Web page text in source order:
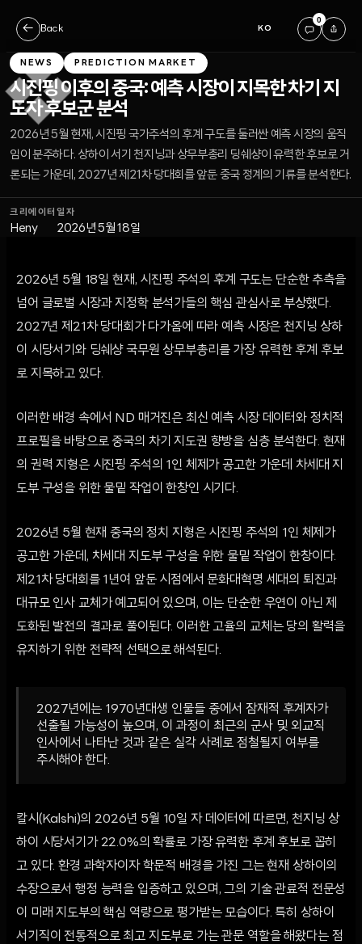
← Back KO
0
NEWS PREDICTION MARKET
시진핑 이후의 중국: 예측 시장이 지목한 차기 지
도자 후보군 분석
2026년 5월 현재, 시진핑 국가주석의 후계 구도를 둘러싼 예측 시장의 움직
임이 분주하다. 상하이 서기 천지닝과 상무부총리 딩쉐샹이 유력한 후보로 거
론되는 가운데, 2027년 제21차 당대회를 앞둔 중국 정계의 기류를 분석한다.
크리에이터
Heny
일자
2026년 5월 18일
2026년 5월 18일 현재, 시진핑 주석의 후계 구도는 단순한 추측을
넘어 글로벌 시장과 지정학 분석가들의 핵심 관심사로 부상했다.
2027년 제21차 당대회가 다가옴에 따라 예측 시장은 천지닝 상하
이 시당서기와 딩쉐샹 국무원 상무부총리를 가장 유력한 후계 후보
로 지목하고 있다.
이러한 배경 속에서 ND 매거진은 최신 예측 시장 데이터와 정치적
프로필을 바탕으로 중국의 차기 지도권 향방을 심층 분석한다. 현재
의 권력 지형은 시진핑 주석의 1인 체제가 공고한 가운데 차세대 지
도부 구성을 위한 물밑 작업이 한창인 시기다.
2026년 5월 현재 중국의 정치 지형은 시진핑 주석의 1인 체제가
공고한 가운데, 차세대 지도부 구성을 위한 물밑 작업이 한창이다.
제21차 당대회를 1년여 앞둔 시점에서 문화대혁명 세대의 퇴진과
대규모 인사 교체가 예고되어 있으며, 이는 단순한 우연이 아닌 제
도화된 발전의 결과로 풀이된다. 이러한 고율의 교체는 당의 활력을
유지하기 위한 전략적 선택으로 해석된다.
2027년에는 1970년대생 인물들 중에서 잠재적 후계자가
선출될 가능성이 높으며, 이 과정이 최근의 군사 및 외교직
인사에서 나타난 것과 같은 실각 사례로 점철될지 여부를
주시해야 한다.
칼시(Kalshi)의 2026년 5월 10일 자 데이터에 따르면, 천지닝 상
하이 시당서기가 22.0%의 확률로 가장 유력한 후계 후보로 꼽히
고 있다. 환경 과학자이자 학문적 배경을 가진 그는 현재 상하이의
수장으로서 행정 능력을 입증하고 있으며, 그의 기술 관료적 전문성
이 미래 지도부의 핵심 역량으로 평가받는 모습이다. 특히 상하이
서기직이 전통적으로 최고 지도부로 가는 관문 역할을 해왔다는 점